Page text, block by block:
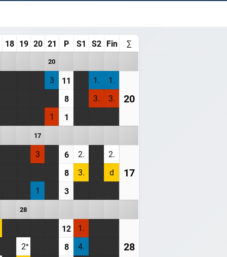
18 19 20 21 P S1 S2 Fin
∑
20
3 11 1. 1.
20
8 3.
3.
1
1
17
3 6 2. 2.
17
8 3.
d
1
3
28
12 1.
28
2 8
4.